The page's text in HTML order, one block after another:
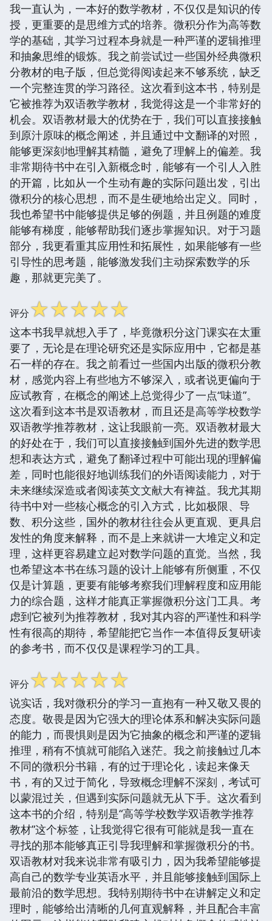
我一直认为，一本好的数学教材，不仅仅是知识的传
授，更重要的是思维方式的培养。微积分作为高等数
学的基础，其学习过程本身就是一种严谨的逻辑推理
和抽象思维的锻炼。我之前尝试过一些国外经典微积
分教材的电子版，但总觉得阅读起来不够系统，缺乏
一个完整连贯的学习路径。这次看到这本书，特别是
它被推荐为双语教学教材，我觉得这是一个非常好的
机会。双语教材最大的优势在于，我们可以直接接触
到原汁原味的概念阐述，并且通过中文翻译的对照，
能够更深刻地理解其精髓，避免了理解上的偏差。我
非常期待书中在引入新概念时，能够有一个引人入胜
的开篇，比如从一个生动有趣的实际问题出发，引出
微积分的核心思想，而不是生硬地给出定义。同时，
我也希望书中能够提供足够的例题，并且例题的难度
能够有梯度，能够帮助我们逐步掌握知识。对于习题
部分，我更看重其应用性和拓展性，如果能够有一些
引导性的思考题，能够激发我们主动探索数学的乐
趣，那就更完美了。
评分☆☆☆☆☆
这本书我早就想入手了，毕竟微积分这门课实在太重
要了，无论是在理论研究还是实际应用中，它都是基
石一样的存在。我之前看过一些国内出版的微积分教
材，感觉内容上有些地方不够深入，或者说更偏向于
应试教育，在概念的阐述上总觉得少了一点“味道”。
这次看到这本书是双语教材，而且还是高等学校数学
双语教学推荐教材，这让我眼前一亮。双语教材最大
的好处在于，我们可以直接接触到国外先进的数学思
想和表达方式，避免了翻译过程中可能出现的理解偏
差，同时也能很好地训练我们的外语阅读能力，对于
未来继续深造或者阅读英文文献大有裨益。我尤其期
待书中对一些核心概念的引入方式，比如极限、导
数、积分这些，国外的教材往往会从更直观、更具启
发性的角度来解释，而不是上来就讲一大堆定义和定
理，这样更容易建立起对数学问题的直觉。当然，我
也希望这本书在练习题的设计上能够有所侧重，不仅
仅是计算题，更要有能够考察我们理解程度和应用能
力的综合题，这样才能真正掌握微积分这门工具。考
虑到它被列为推荐教材，我对其内容的严谨性和科学
性有很高的期待，希望能把它当作一本值得反复研读
的参考书，而不仅仅是课程学习的工具。
评分☆☆☆☆☆
说实话，我对微积分的学习一直抱有一种又敬又畏的
态度。敬畏是因为它强大的理论体系和解决实际问题
的能力，而畏惧则是因为它抽象的概念和严谨的逻辑
推理，稍有不慎就可能陷入迷茫。我之前接触过几本
不同的微积分书籍，有的过于理论化，读起来像天
书，有的又过于简化，导致概念理解不深刻，考试可
以蒙混过关，但遇到实际问题就无从下手。这次看到
这本书的介绍，特别是“高等学校数学双语教学推荐
教材”这个标签，让我觉得它很有可能就是我一直在
寻找的那本能够真正引导我理解和掌握微积分的书。
双语教材对我来说非常有吸引力，因为我希望能够提
高自己的数学专业英语水平，并且能够接触到国际上
最前沿的数学思想。我特别期待书中在讲解定义和定
理时，能够给出清晰的几何直观解释，并且配合丰富